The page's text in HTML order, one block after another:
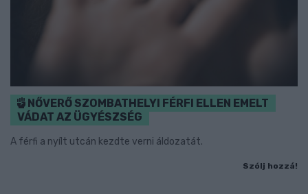
NŐVERŐ SZOMBATHELYI FÉRFI ELLEN EMELT
VÁDAT AZ ÜGYÉSZSÉG
A férfi a nyílt utcán kezdte verni áldozatát.
Szólj hozzá!